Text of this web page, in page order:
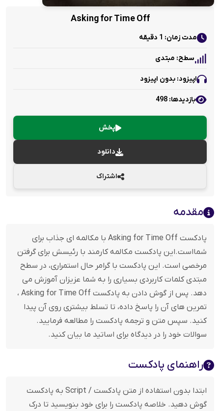
Asking for Time Off
مدت زمان: 1 دقیقه
سطح: مبتدی
اپیزود: بدون اپیزود
بازدید‌ها: 498
پخش
دانلود
اشتراک
مقدمه
پادکست Asking for Time Off با مکالمه ای جذاب برای
شمااست.این پادکست مکالمه کارمند با رئیسش برای گرفتن
مرخصی است. این پادکست با گرامر حال استمراری، در سطح
مبتدی کلمات کاربردی بسیاری را به شما عزیزان آموزش می
دهد. پس از گوش دادن به پادکست Asking for Time Off ،
تمرین های آن را پاسخ داده، تا تسلط بیشتری روی آن پیدا
کنید. سپس متن و ترجمه پادکست را مطالعه فرمایید.
سوالات خود را در دیدگاه برای اساتید ما بیان کنید.
راهنمای پادکست
ابتدا بدون استفاده از متن پادکست / Script به پادکست
گوش دهید. خلاصه پادکست را برای خود بنویسید تا درک